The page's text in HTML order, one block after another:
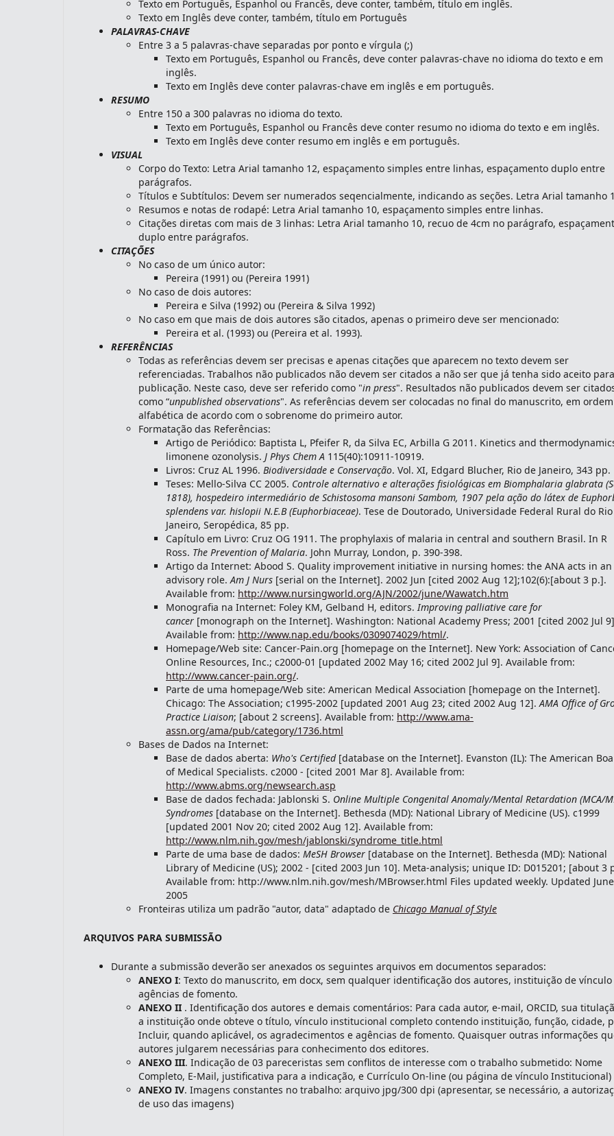
Texto em Português, Espanhol ou Francês, deve conter, também, título em inglês.
Texto em Inglês deve conter, também, título em Português
PALAVRAS-CHAVE
Entre 3 a 5 palavras-chave separadas por ponto e vírgula (;)
Texto em Português, Espanhol ou Francês, deve conter palavras-chave no idioma do texto e em
inglês.
Texto em Inglês deve conter palavras-chave em inglês e em português.
RESUMO
Entre 150 a 300 palavras no idioma do texto.
Texto em Português, Espanhol ou Francês deve conter resumo no idioma do texto e em inglês.
Texto em Inglês deve conter resumo em inglês e em português.
VISUAL
Corpo do Texto: Letra Arial tamanho 12, espaçamento simples entre linhas, espaçamento duplo entre
parágrafos.
Títulos e Subtítulos: Devem ser numerados seqencialmente, indicando as seções. Letra Arial tamanho
Resumos e notas de rodapé: Letra Arial tamanho 10, espaçamento simples entre linhas.
Citações diretas com mais de 3 linhas: Letra Arial tamanho 10, recuo de 4cm no parágrafo,
duplo entre parágrafos.
CITAÇÕES
No caso de um único autor:
Pereira (1991) ou (Pereira 1991)
No caso de dois autores:
Pereira e Silva (1992) ou (Pereira & Silva 1992)
No caso em que mais de dois autores são citados, apenas o primeiro deve ser mencionado:
Pereira et al. (1993) ou (Pereira et al. 1993).
REFERÊNCIAS
Todas as referências devem ser precisas e apenas citações que aparecem no texto devem ser
referenciadas. Trabalhos não publicados não devem ser citados a não ser que já tenha sido aceito para
publicação. Neste caso, deve ser referido como "in press". Resultados não publicados devem ser
como “unpublished observations". As referências devem ser colocadas no final do manuscrito, em ordem
alfabética de acordo com o sobrenome do primeiro autor.
Formatação das Referências:
Artigo de Periódico: Baptista L, Pfeifer R, da Silva EC, Arbilla G 2011. Kinetics and
limonene ozonolysis. J Phys Chem A 115(40):10911-10919.
Livros: Cruz AL 1996. Biodiversidade e Conservação. Vol. XI, Edgard Blucher, Rio de Janeiro, 343 pp.
Teses: Mello-Silva CC 2005. Controle alternativo e alterações fisiológicas em Biomphalaria glabrata
1818), hospedeiro intermediário de Schistosoma mansoni Sambom, 1907 pela ação do látex de
splendens var. hislopii N.E.B (Euphorbiaceae). Tese de Doutorado, Universidade Federal Rural do
Janeiro, Seropédica, 85 pp.
Capítulo em Livro: Cruz OG 1911. The prophylaxis of malaria in central and southern Brasil. In R
Ross. The Prevention of Malaria. John Murray, London, p. 390-398.
Artigo da Internet: Abood S. Quality improvement initiative in nursing homes: the ANA acts in an
advisory role.Am J Nurs [serial on the Internet]. 2002 Jun [cited 2002 Aug 12];102(6):[about 3 p.].
Available from: http://www.nursingworld.org/AJN/2002/june/Wawatch.htm
Monografia na Internet: Foley KM, Gelband H, editors.Improving palliative care for
cancer [monograph on the Internet]. Washington: National Academy Press; 2001 [cited 2002 Jul
Available from: http://www.nap.edu/books/0309074029/html/.
Homepage/Web site: Cancer-Pain.org [homepage on the Internet]. New York: Association of
Online Resources, Inc.; c2000-01 [updated 2002 May 16; cited 2002 Jul 9]. Available from:
http://www.cancer-pain.org/.
Parte de uma homepage/Web site: American Medical Association [homepage on the Internet].
Chicago: The Association; c1995-2002 [updated 2001 Aug 23; cited 2002 Aug 12].AMA Office of
Practice Liaison; [about 2 screens]. Available from: http://www.ama-
assn.org/ama/pub/category/1736.html
Bases de Dados na Internet:
Base de dados aberta: Who's Certified[database on the Internet]. Evanston (IL): The American
of Medical Specialists. c2000 - [cited 2001 Mar 8]. Available from:
http://www.abms.org/newsearch.asp
Base de dados fechada: Jablonski S. Online Multiple Congenital Anomaly/Mental Retardation (MCA/
Syndromes [database on the Internet]. Bethesda (MD): National Library of Medicine (US). c1999
[updated 2001 Nov 20; cited 2002 Aug 12]. Available from:
http://www.nlm.nih.gov/mesh/jablonski/syndrome_title.html
Parte de uma base de dados: MeSH Browser [database on the Internet]. Bethesda (MD): National
Library of Medicine (US); 2002 - [cited 2003 Jun 10]. Meta-analysis; unique ID: D015201; [about 3
Available from: http://www.nlm.nih.gov/mesh/MBrowser.html Files updated weekly. Updated
2005
Fronteiras utiliza um padrão "autor, data" adaptado de Chicago Manual of Style
ARQUIVOS PARA SUBMISSÃO
Durante a submissão deverão ser anexados os seguintes arquivos em documentos separados:
ANEXO I: Texto do manuscrito, em docx, sem qualquer identificação dos autores, instituição de
agências de fomento.
ANEXO II . Identificação dos autores e demais comentários: Para cada autor, e-mail, ORCID, sua
a instituição onde obteve o título, vínculo institucional completo contendo instituição, função, cidade,
Incluir, quando aplicável, os agradecimentos e agências de fomento. Quaisquer outras informações
autores julgarem necessárias para conhecimento dos editores.
ANEXO III. Indicação de 03 pareceristas sem conflitos de interesse com o trabalho submetido: Nome
Completo, E-Mail, justificativa para a indicação, e Currículo On-line (ou página de vínculo Institucional)
ANEXO IV. Imagens constantes no trabalho: arquivo jpg/300 dpi (apresentar, se necessário, a
de uso das imagens)